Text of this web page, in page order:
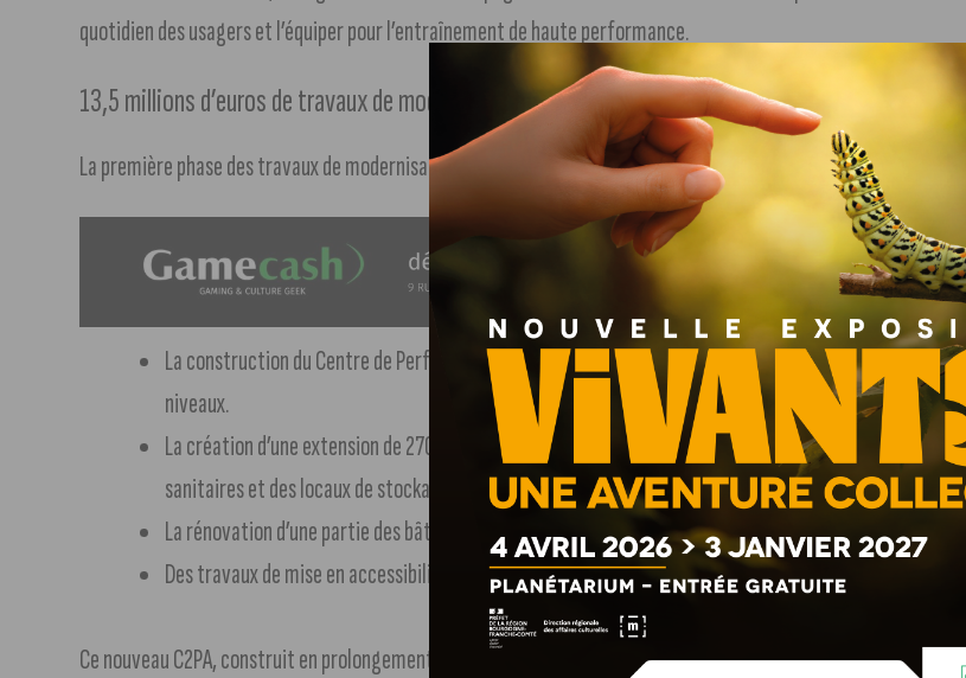
quotidien des usagers et l’équiper pour l’entraînement de haute performance.
13,5 millions d’euros de travaux de modernisation
La première phase des travaux de modernisation achevée cet été comprend :
La construction du Centre de Performance et de Préparation Athlétique (C2PA) de 1345m² sur deux
niveaux.
La création d’une extension de 270m², adossée au gymnase Jacob, qui regroupe les vestiaires, les
sanitaires et des locaux de stockage de matériel.
La rénovation d’une partie des bâtiments d’hébergement et d’accueil.
Des travaux de mise en accessibilité pour les personnes à mobilité réduite.
Ce nouveau C2PA, construit en prolongement des installations existantes, intègre des espaces médicaux, ainsi